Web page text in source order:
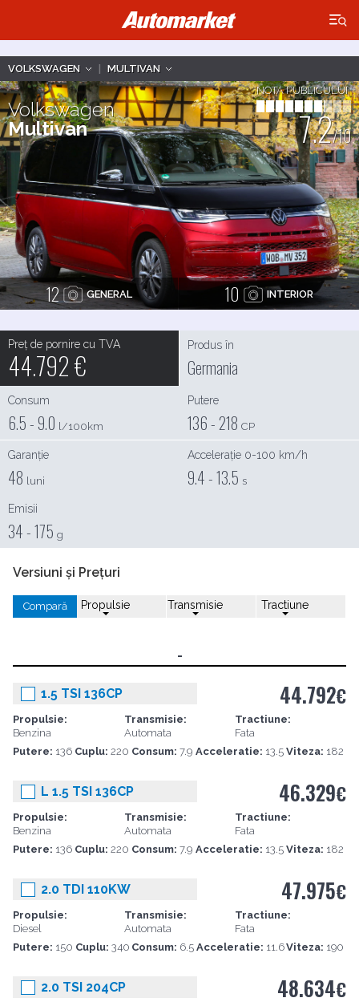
×
VOLKSWAGEN | MULTIVAN
Volkswagen
Multivan
NOTA PUBLICULUI
7.2/10
12 GENERAL 10 INTERIOR
Preț de pornire cu TVA
44.792€
Produs în
Germania
Consum
6.5 - 9.0 l/100km
Putere
136 - 218 CP
Garanție
48 luni
Accelerație 0-100 km/h
9.4 - 13.5 s
Emisii
34 - 175 g
Versiuni și Prețuri
Compară Propulsie Transmisie Tractiune
-
1.5 TSI 136CP
Propulsie:
Benzina
Transmisie:
Automata
Tractiune:
Fata
Putere: 136 Cuplu:220 Consum:7.9 Acceleratie: 13.5 Viteza: 182
44.792€
L 1.5 TSI 136CP
Propulsie:
Benzina
Transmisie:
Automata
Tractiune:
Fata
Putere: 136 Cuplu:220 Consum:7.9 Acceleratie: 13.5 Viteza: 182
46.329€
2.0 TDI 110KW
Propulsie:
Diesel
Transmisie:
Automata
Tractiune:
Fata
Putere: 150 Cuplu: 340 Consum: 6.5 Acceleratie: 11.6Viteza: 190
47.975€
2.0 TSI 204CP 48.634€